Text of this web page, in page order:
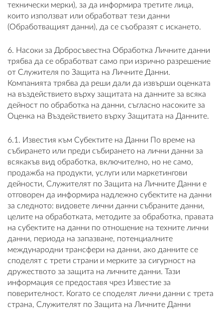
технически мерки), за да информира третите лица,
които използват или обработват тези данни
(Обработващият данни), да се съобразят с искането.
6. Насоки за Добросъвестна Обработка Личните данни
трябва да се обработват само при изрично разрешение
от Служителя по Защита на Личните Данни.
Компанията трябва да реши дали да извърши оценката
на въздействието върху защитата на данните за всяка
дейност по обработка на данни, съгласно насоките за
Оценка на Въздействието върху Защитата на Данните.
6.1. Известия към Субектите на Данни По време на
събирането или преди събирането на лични данни за
всякакъв вид обработка, включително, но не само,
продажба на продукти, услуги или маркетингови
дейности, Служителят по Защита на Личните Данни е
отговорен да информира надлежно субектите на данни
за следното: видовете лични данни събраните данни,
целите на обработката, методите за обработка, правата
на субектите на данни по отношение на техните лични
данни, периода на запазване, потенциалните
международни трансфери на данни, ако данните се
споделят с трети страни и мерките за сигурност на
дружеството за защита на личните данни. Тази
информация се предоставя чрез Известие за
поверителност. Когато се споделят лични данни с трета
страна, Служителят по Защита на Личните Данни